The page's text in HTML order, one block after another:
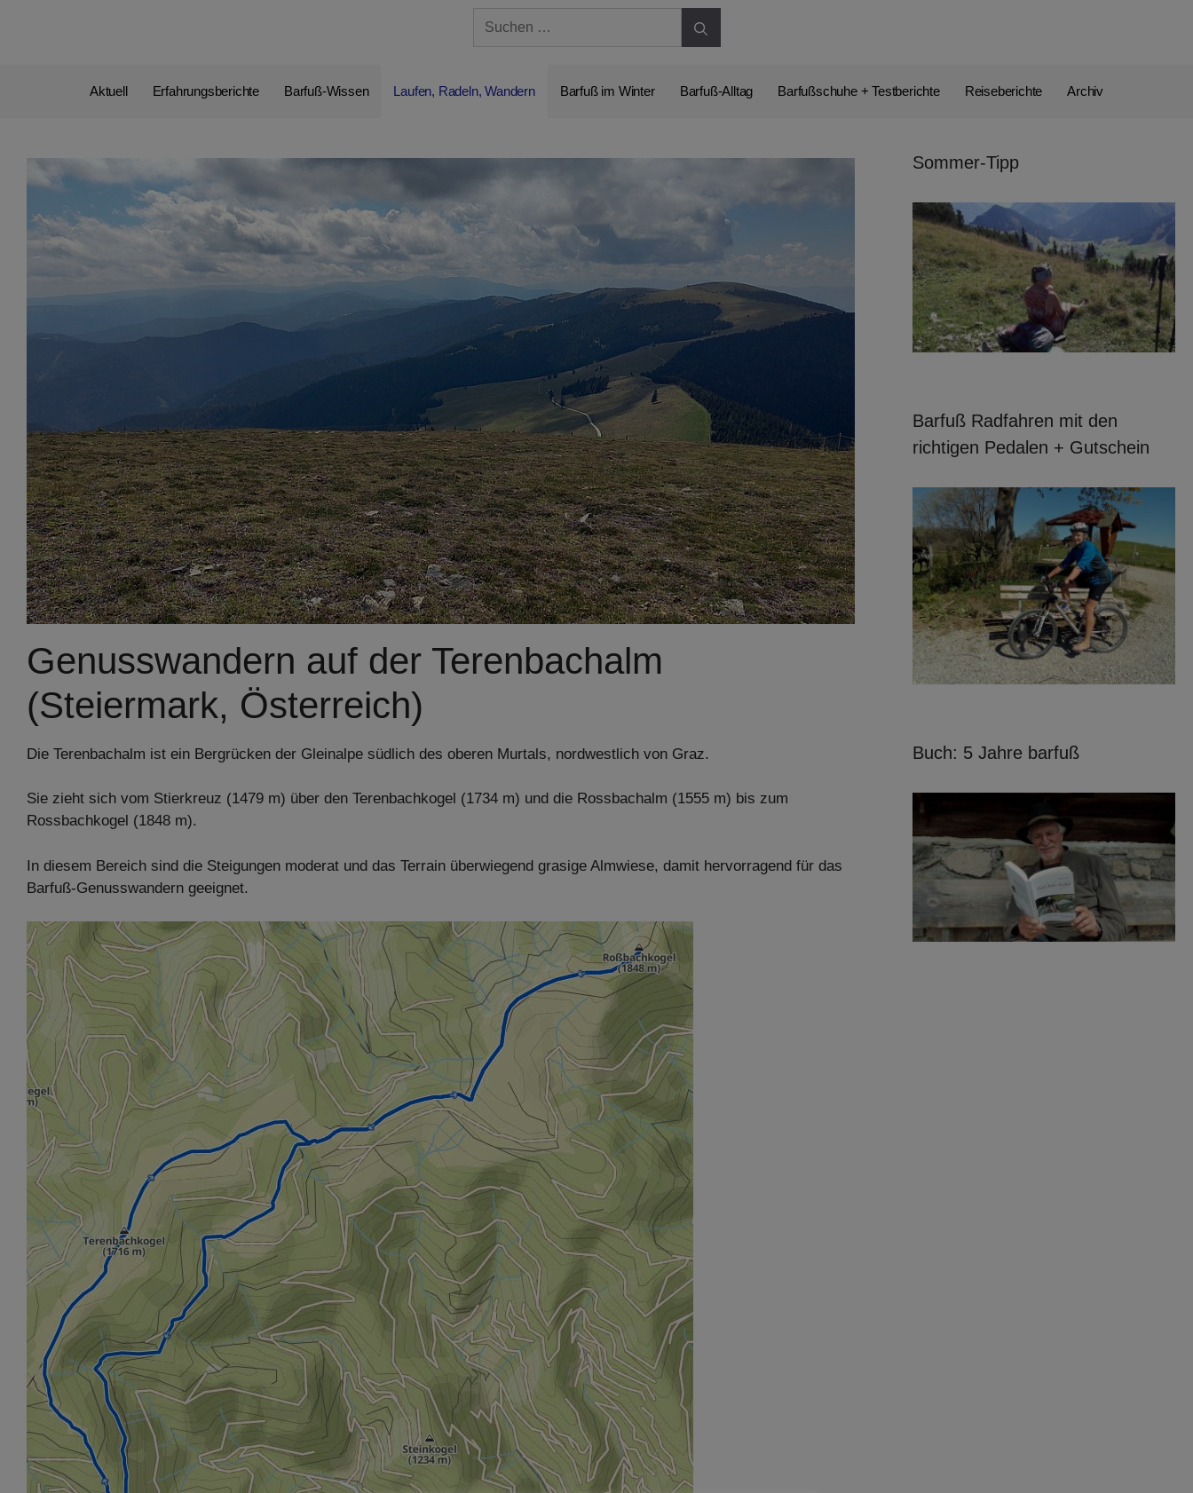
Suchen
Aktuell Erfahrungsberichte Barfuß-Wissen Laufen, Radeln, Wandern Barfuß im Winter Barfuß-Alltag Barfußschuhe + Testberichte Reiseberichte Archiv
Genusswandern auf der Terenbachalm
(Steiermark, Österreich)
Die Terenbachalm ist ein Bergrücken der Gleinalpe südlich des oberen Murtals, nordwestlich von Graz.
Sie zieht sich vom Stierkreuz (1479 m) über den Terenbachkogel (1734 m) und die Rossbachalm (1555 m) bis zum
Rossbachkogel (1848 m).
In diesem Bereich sind die Steigungen moderat und das Terrain überwiegend grasige Almwiese, damit hervorragend für das
Barfuß-Genusswandern geeignet.
Sommer-Tipp
Barfuß Radfahren mit den
richtigen Pedalen + Gutschein
Buch: 5 Jahre barfuß